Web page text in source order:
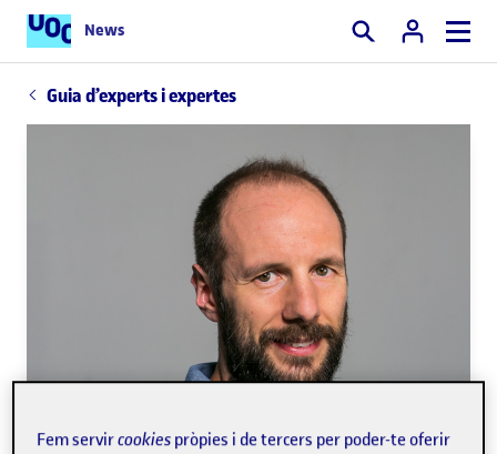
News Cercar
Guia d’experts i expertes
Fem servircookies pròpies i de tercers per poder-te oferir